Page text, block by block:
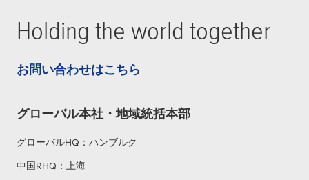
Holding the world together
お問い合わせはこちら
グローバル本社・地域統括本部
グローバルHQ：ハンブルク
中国RHQ：上海